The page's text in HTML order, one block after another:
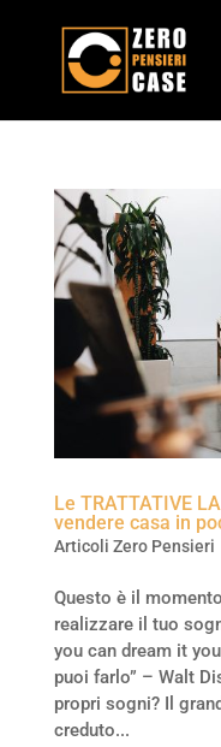
Le TRATTATIVE
vendere casa in
Articoli Zero Pensieri
Questo è il
realizzare il tuo
you can dream it
puoi farlo” – Walt
propri sogni? Il
creduto...